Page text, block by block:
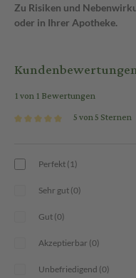
Zu Risiken und
oder in Ihrer Apotheke.
1 von 1 Bewertungen
5 von 5 Sternen
Perfekt (1)
Sehr gut (0)
Gut (0)
Akzeptierbar (0)
Unbefriedigend (0)